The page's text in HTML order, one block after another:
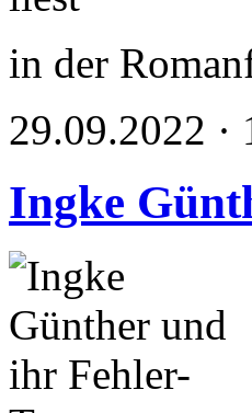
in der
29.09.2022 ·
Ingke